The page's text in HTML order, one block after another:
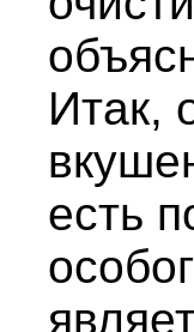
Итак,
есть